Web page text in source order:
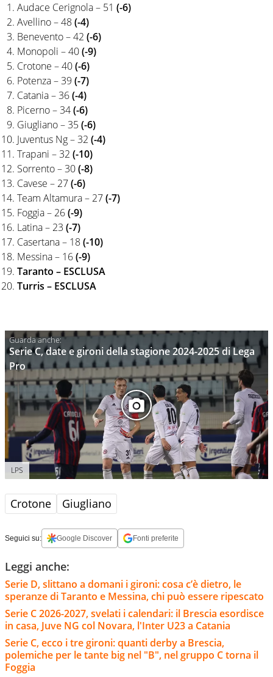
Audace Cerignola – 51 (-6)
Avellino – 48(-4)
Benevento – 42 (-6)
Monopoli – 40(-9)
Crotone – 40(-6)
Potenza – 39 (-7)
Catania – 36(-4)
Picerno – 34(-6)
Giugliano – 35(-6)
Juventus Ng – 32 (-4)
Trapani – 32 (-10)
Sorrento – 30(-8)
Cavese – 27(-6)
Team Altamura – 27(-7)
Foggia – 26(-9)
Latina – 23 (-7)
Casertana – 18(-10)
Messina – 16(-9)
Taranto – ESCLUSA
Turris – ESCLUSA
Serie C, date e gironi della stagione 2024-2025 di Lega
Pro
LPS
Crotone Giugliano
Seguici su: Google Discover Fonti preferite
Leggi anche:
Serie D, slittano a domani i gironi: cosa c’è dietro, le
speranze di Taranto e Messina, chi può essere ripescato
Serie C 2026-2027, svelati i calendari: il Brescia esordisce
in casa, Juve NG col Novara, l'Inter U23 a Catania
Serie C, ecco i tre gironi: quanti derby a Brescia,
polemiche per le tante big nel "B", nel gruppo C torna il
Foggia